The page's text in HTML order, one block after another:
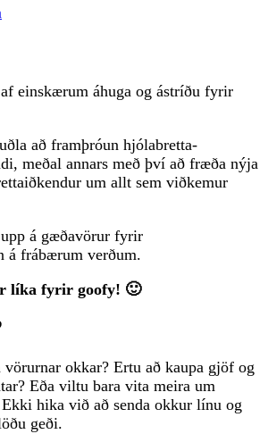
einskærum áhuga og ástríðu fyrir
að framþróun hjólabretta-
meðal annars með því að fræða nýja
um allt sem viðkemur
á gæðavörur fyrir
á frábærum verðum.
líka fyrir goofy! 🙂
okkar? Ertu að kaupa gjöf og
Eða viltu bara vita meira um
hika við að senda okkur línu og
geði.